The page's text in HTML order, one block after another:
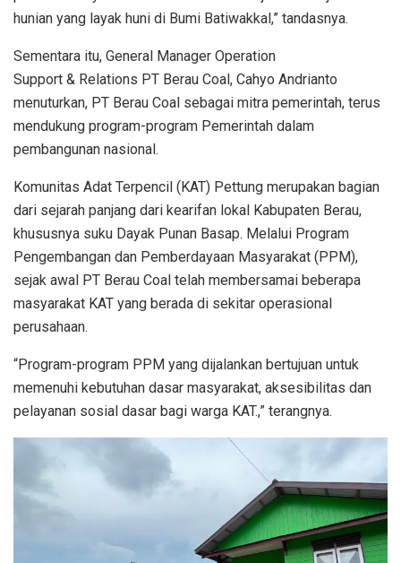
hunian yang layak huni di Bumi Batiwakkal,” tandasnya.
Sementara itu, General Manager Operation
Support & Relations PT Berau Coal, Cahyo Andrianto
menuturkan, PT Berau Coal sebagai mitra pemerintah, terus
mendukung program-program Pemerintah dalam
pembangunan nasional.
Komunitas Adat Terpencil (KAT) Pettung merupakan bagian
dari sejarah panjang dari kearifan lokal Kabupaten Berau,
khususnya suku Dayak Punan Basap. Melalui Program
Pengembangan dan Pemberdayaan Masyarakat (PPM),
sejak awal PT Berau Coal telah membersamai beberapa
masyarakat KAT yang berada di sekitar operasional
perusahaan.
“Program-program PPM yang dijalankan bertujuan untuk
memenuhi kebutuhan dasar masyarakat, aksesibilitas dan
pelayanan sosial dasar bagi warga KAT.,” terangnya.